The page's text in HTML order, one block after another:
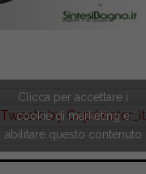
Tweets by Copriwater_it
Clicca per accettare i
cookie di marketing e
abilitare questo contenuto